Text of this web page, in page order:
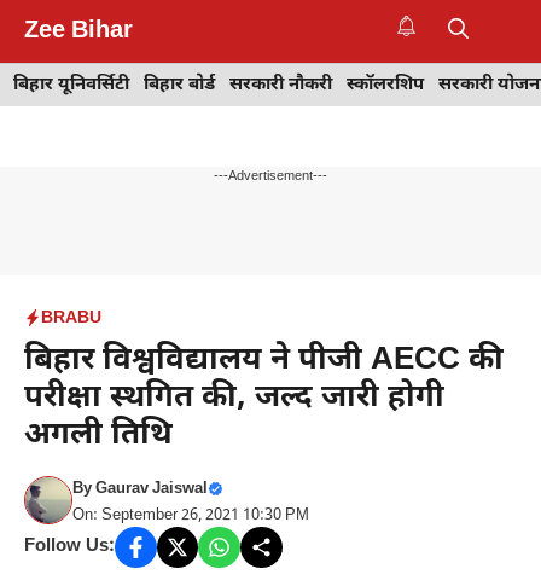
content
Zee Bihar
बिहार यूनिवर्सिटी बिहार बोर्ड सरकारी नौकरी स्कॉलरशिप सरकारी
---Advertisement---
BRABU
बिहार विश्वविद्यालय ने पीजी AECC की
परीक्षा स्थगित की, जल्द जारी होगी
अगली तिथि
ByGaurav Jaiswal
On: September 26, 2021 10:30 PM
Follow Us: